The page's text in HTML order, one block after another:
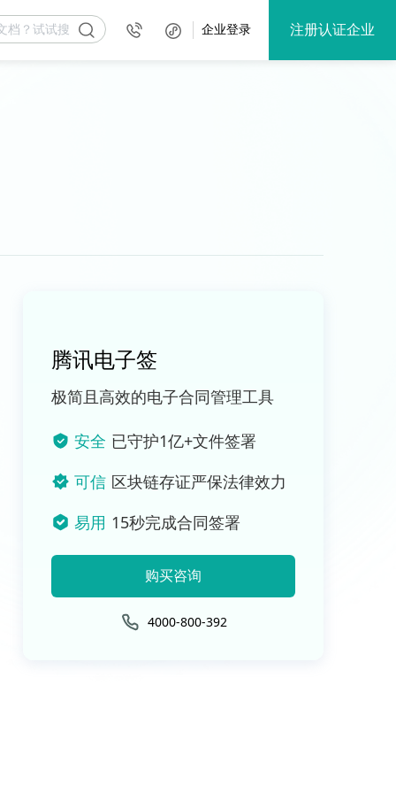
企业登录 注册认证企业
腾讯电子签
极简且高效的电子合同管理工具
安全 已守护1亿+文件签署
可信 区块链存证严保法律效力
易用 15秒完成合同签署
购买咨询
4000-800-392